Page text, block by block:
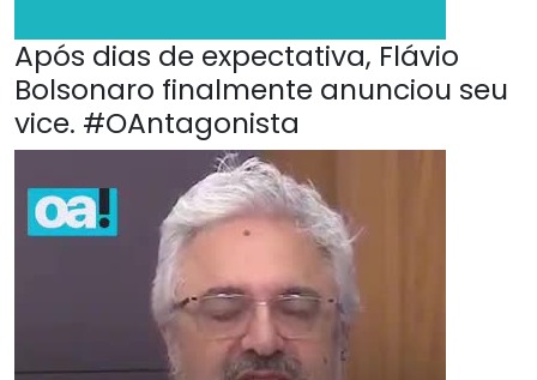
Após dias de expectativa, Flávio
Bolsonaro finalmente anunciou seu
vice. #OAntagonista